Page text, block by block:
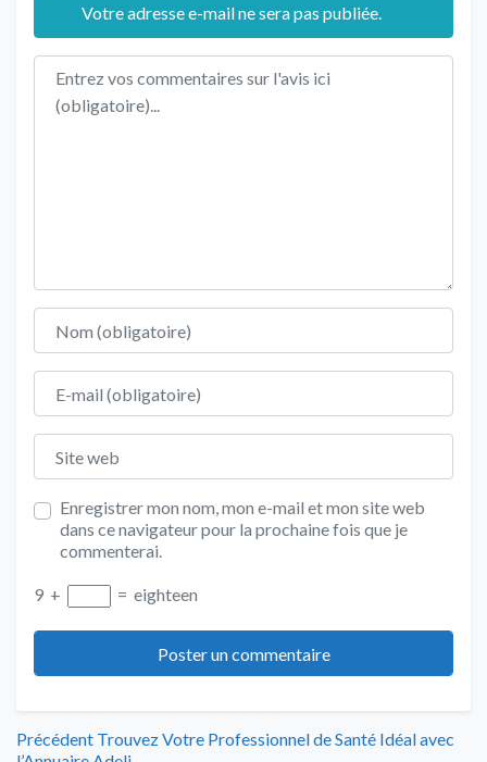
Votre adresse e-mail ne sera pas publiée.
Texte de l'avis
Nom
E-mail
Site web
Enregistrer mon nom, mon e-mail et mon site web
dans ce navigateur pour la prochaine fois que je
commenterai.
9 + = eighteen
Navigation
Précédent Article
Trouvez Votre Professionnel de Santé Idéal avec